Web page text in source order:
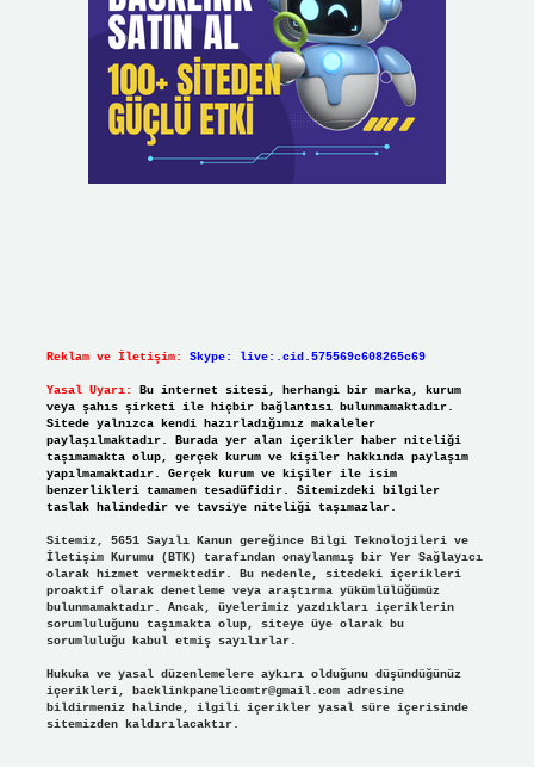
Reklam ve İletişim: Skype: live:.cid.575569c608265c69
Yasal Uyarı:
Bu internet sitesi, herhangi bir marka, kurum
veya şahıs şirketi ile hiçbir bağlantısı bulunmamaktadır.
Sitede yalnızca kendi hazırladığımız makaleler
paylaşılmaktadır. Burada yer alan içerikler haber niteliği
taşımamakta olup, gerçek kurum ve kişiler hakkında paylaşım
yapılmamaktadır. Gerçek kurum ve kişiler ile isim
benzerlikleri tamamen tesadüfidir. Sitemizdeki bilgiler
taslak halindedir ve tavsiye niteliği taşımazlar.
Sitemiz, 5651 Sayılı Kanun gereğince Bilgi Teknolojileri ve
İletişim Kurumu (BTK) tarafından onaylanmış bir Yer Sağlayıcı
olarak hizmet vermektedir. Bu nedenle, sitedeki içerikleri
proaktif olarak denetleme veya araştırma yükümlülüğümüz
bulunmamaktadır. Ancak, üyelerimiz yazdıkları içeriklerin
sorumluluğunu taşımakta olup, siteye üye olarak bu
sorumluluğu kabul etmiş sayılırlar.
Hukuka ve yasal düzenlemelere aykırı olduğunu düşündüğünüz
içerikleri, backlinkpanelicomtr@gmail.comadresine
bildirmeniz halinde, ilgili içerikler yasal süre içerisinde
sitemizden kaldırılacaktır.